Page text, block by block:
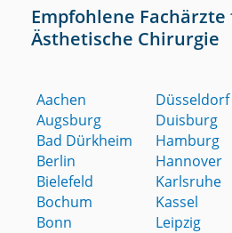
Empfohlene
Ästhetische Chirurgie
Aachen
Augsburg
Bad Dürkheim
Berlin
Bielefeld
Bochum
Bonn
Düsseldorf
Duisburg
Hamburg
Hannover
Karlsruhe
Kassel
Leipzig